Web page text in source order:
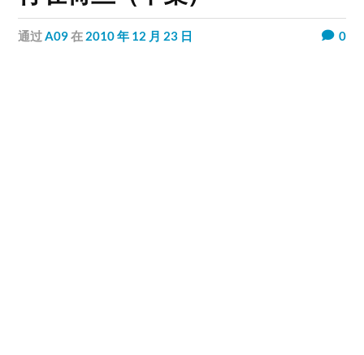
通过A09在 2010 年 12 月 23 日 0